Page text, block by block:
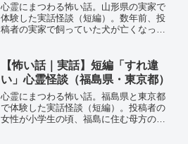
心霊にまつわる怖い話。山形県の実家で
体験した実話怪談（短編）。数年前、投
稿者の実家で飼っていた犬が亡くなっ
いう話。母が飼い犬のココを散歩に連れ
て行くと、いつも立ち寄る総菜屋さんが
あった…
【怖い話｜実話】短編「すれ違
い」心霊怪談（福島県・東京都）
心霊にまつわる怖い話。福島県と東京都
で体験した実話怪談（短編）。投稿者の
女性が小学生の頃、福島に住む母方の曾